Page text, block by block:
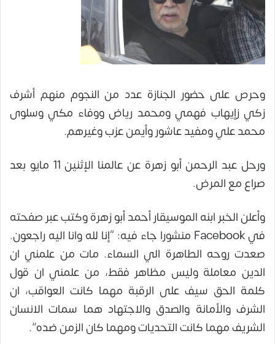
وحرص على حضور الجنازة عدد من النجوم منهم أشرف
زكي زإيهاب فهمي ومحمد رياض ووفاء مكي وسلوى
محمد علي ومفيد عاشور وأيمن عزب وغيرهم.
ورحل عبد الرحمن أبو زهرة عن عالمنا الإثنين 11 مايو بعد
صراع مع المرض.
وأعلن الخبر ابنه الموسيقار أحمد أبو زهرة وكتب عبر صفحته
في Facebook منشورا جاء فيه: “إنا لله وانا اليه راجعون.
صعدت روحه الطاهرة الي السماء. مات من علمني ان
الدين معاملة وليس مظاهر فقط، من علمني ان قول
كلمة الحق سيف على الرقبة مهما كانت العواقب، ان
الشرف والأمانة والصدق والاجتهاد هما سمات الانسان
الشريف مهما كانت التحديات ومهما كان الزمن ضده”.